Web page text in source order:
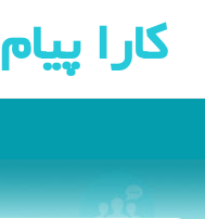
كارا پیام